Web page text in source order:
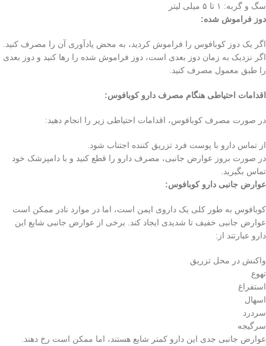
سگ و گربه: ۱ تا ۵ میلی لیتر
دوز فراموش شده:
اگر یک دوز کوبافوس را فراموش کردید، به محض یادآوری آن را مصرف کنید.
اگر نزدیک به زمان دوز بعدی است، دوز فراموش شده را رها کنید و دوز بعدی
را طبق معمول مصرف کنید.
اقدامات احتیاطی هنگام مصرف دارو کوبافوس:
در صورت مصرف کوبافوس، اقدامات احتیاطی زیر را انجام دهید:
از تماس دارو با پوست فرد تزریق کننده اجتناب شود.
در صورت بروز عوارض جانبی، مصرف دارو را قطع کنید و با دامپزشک خود
تماس بگیرید.
عوارض جانبی دارو کوبافوس:
کوبافوس به طور کلی یک داروی ایمن است، اما در موارد نادر ممکن است
عوارض جانبی خفیف تا شدیدی ایجاد کند. برخی از عوارض جانبی شایع این
دارو عبارتند از:
واکنش در محل تزریق
تهوع
استفراغ
اسهال
سردرد
سرگیجه
عوارض جانبی جدی این دارو کمتر شایع هستند، اما ممکن است رخ دهند.